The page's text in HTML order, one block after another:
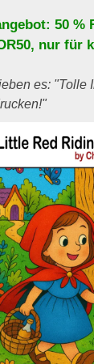
50 %
, nur für
es: "Tolle